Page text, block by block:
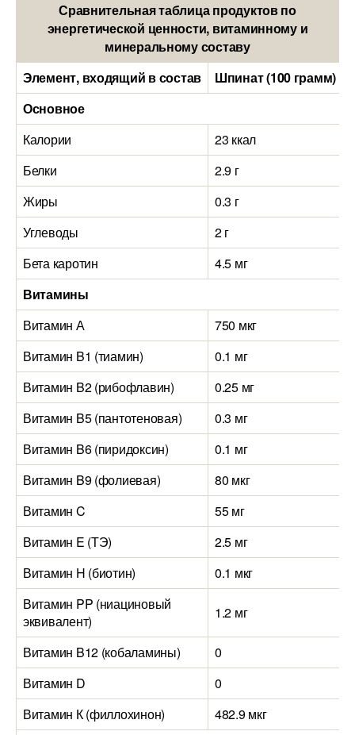
Сравнительная таблица продуктов по
энергетической ценности, витаминному и
минеральному составу
Элемент, входящий в состав
Шпинат (100 грамм)
Основное
Калории
23 ккал
Белки
2.9 г
Жиры
0.3 г
Углеводы
2 г
Бета каротин
4.5 мг
Витамины
Витамин А
750 мкг
Витамин B1 (тиамин)
0.1 мг
Витамин B2 (рибофлавин)
0.25 мг
Витамин B5 (пантотеновая)
0.3 мг
Витамин B6 (пиридоксин)
0.1 мг
Витамин B9 (фолиевая)
80 мкг
Витамин C
55 мг
Витамин E (ТЭ)
2.5 мг
Витамин H (биотин)
0.1 мкг
Витамин PP (ниациновый
эквивалент)
1.2 мг
Витамин B12 (кобаламины) 0
Витамин D
0
Витамин К (филлохинон)
482.9 мкг